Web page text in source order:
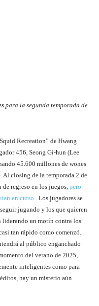
para la segunda temporada de
Recreation” de Hwang
456, Seong Gi-hun (Lee
45.600 millones de wones
Al closing de la temporada 2 de
regreso en los juegos, pero
en curso.
. Los jugadores se
jugando y los que quieren
liderando un motín contra los
tan rápido como comenzó.
al público enganchado
del verano de 2025,
inteligentes como para
hay un misterio aún